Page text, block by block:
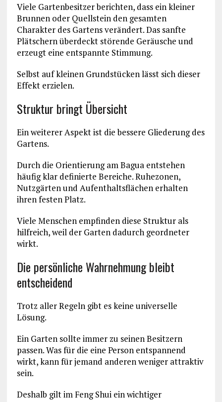
Viele Gartenbesitzer berichten, dass ein kleiner
Brunnen oder Quellstein den gesamten
Charakter des Gartens verändert. Das sanfte
Plätschern überdeckt störende Geräusche und
erzeugt eine entspannte Stimmung.
Selbst auf kleinen Grundstücken lässt sich dieser
Effekt erzielen.
Struktur bringt Übersicht
Ein weiterer Aspekt ist die bessere Gliederung des
Gartens.
Durch die Orientierung am Bagua entstehen
häufig klar definierte Bereiche. Ruhezonen,
Nutzgärten und Aufenthaltsflächen erhalten
ihren festen Platz.
Viele Menschen empfinden diese Struktur als
hilfreich, weil der Garten dadurch geordneter
wirkt.
Die persönliche Wahrnehmung bleibt
entscheidend
Trotz aller Regeln gibt es keine universelle
Lösung.
Ein Garten sollte immer zu seinen Besitzern
passen. Was für die eine Person entspannend
wirkt, kann für jemand anderen weniger attraktiv
sein.
Deshalb gilt im Feng Shui ein wichtiger